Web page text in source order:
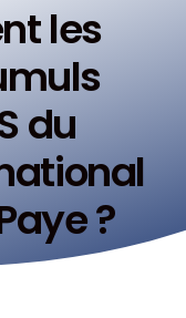
les
du
?